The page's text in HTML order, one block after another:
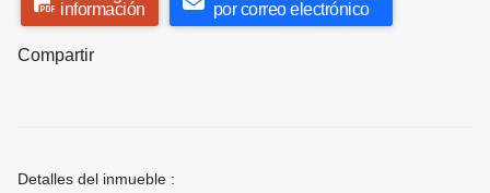
información
por correo electrónico
Compartir
Detalles del inmueble :